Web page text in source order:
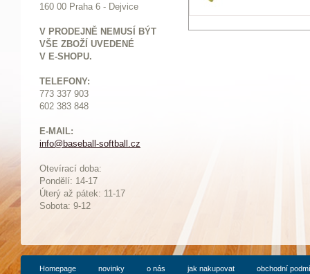
160 00 Praha 6 - Dejvice
V PRODEJNĚ NEMUSÍ BÝT
VŠE ZBOŽÍ UVEDENÉ
V E-SHOPU.
TELEFONY:
773 337 903
602 383 848
E-MAIL:
info@baseball-softball.cz
Otevírací doba:
Pondělí: 14-17
Úterý až pátek: 11-17
Sobota: 9-12
Homepage novinky o nás jak nakupovat obchodní